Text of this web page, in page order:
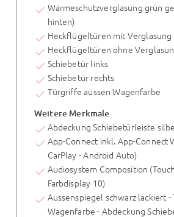
Wärmeschutzverglasung grün
hinten)
Heckflügeltüren mit Verglasung
Heckflügeltüren ohne
Schiebetür links
Schiebetür rechts
Türgriffe aussen Wagenfarbe
Weitere Merkmale
Abdeckung Schiebetürleiste
App-Connect inkl. App-Connect
CarPlay - Android Auto)
Audiosystem Composition
Farbdisplay 10)
Aussenspiegel schwarz lackiert
Wagenfarbe - Abdeckung